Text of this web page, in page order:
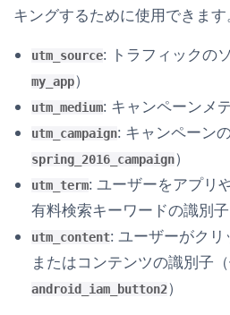
キングするために使用できます
utm_source: トラフィックの
my_app）
utm_medium: キャンペーンメ
utm_campaign: キャンペーン
spring_2016_campaign）
utm_term: ユーザーをアプリ
有料検索キーワードの識別子
utm_content: ユーザーがク
またはコンテンツの識別子（
android_iam_button2）